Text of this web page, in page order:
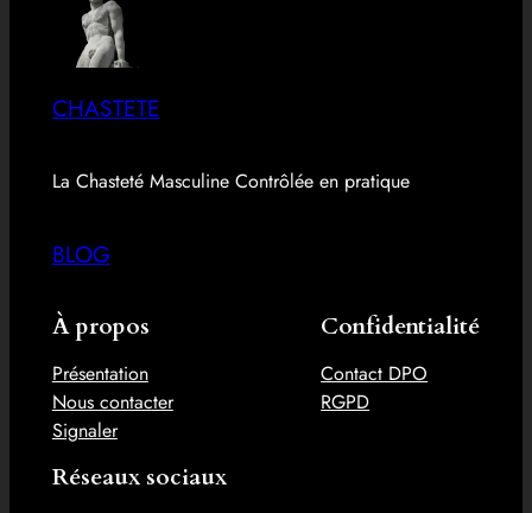
CHASTETE
La Chasteté Masculine Contrôlée en pratique
BLOG
À propos
Présentation
Nous contacter
Signaler
Confidentialité
Contact DPO
RGPD
Réseaux sociaux